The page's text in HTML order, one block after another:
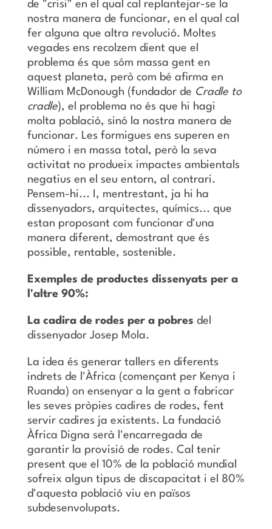
de "crisi" en el qual cal replantejar-se la
nostra manera de funcionar, en el qual cal
fer alguna que altra revolució. Moltes
vegades ens recolzem dient que el
problema és que sóm massa gent en
aquest planeta, però com bé afirma en
William McDonough (fundador de Cradle to
cradle), el problema no és que hi hagi
molta població, sinó la nostra manera de
funcionar. Les formigues ens superen en
número i en massa total, però la seva
activitat no produeix impactes ambientals
negatius en el seu entorn, al contrari.
Pensem-hi... I, mentrestant, ja hi ha
dissenyadors, arquitectes, químics... que
estan proposant com funcionar d'una
manera diferent, demostrant que és
possible, rentable, sostenible.
Exemples de productes dissenyats per a
l'altre 90%:
La cadira de rodes per a pobres del
dissenyador Josep Mola.
La idea és generar tallers en diferents
indrets de l'Àfrica (començant per Kenya i
Ruanda) on ensenyar a la gent a fabricar
les seves pròpies cadires de rodes, fent
servir cadires ja existents. La fundació
Àfrica Digna serà l'encarregada de
garantir la provisió de rodes. Cal tenir
present que el 10% de la població mundial
sofreix algun tipus de discapacitat i el 80%
d'aquesta població viu en països
subdesenvolupats.